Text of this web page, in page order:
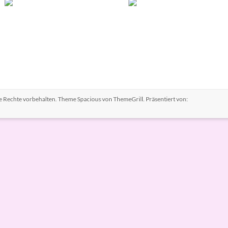
Rechte vorbehalten. ThemeSpaciousvon ThemeGrill. Präsentiert von: